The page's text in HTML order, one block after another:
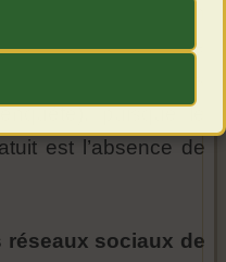
longue date. Un
plus un «meurtre
puisque le
est l’absence de
réseaux sociaux de